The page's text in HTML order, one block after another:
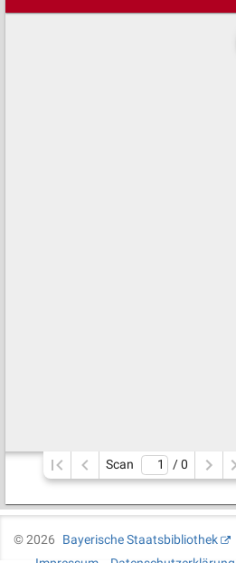
Scan / 0
©2026
Bayerische Staatsbibliothek